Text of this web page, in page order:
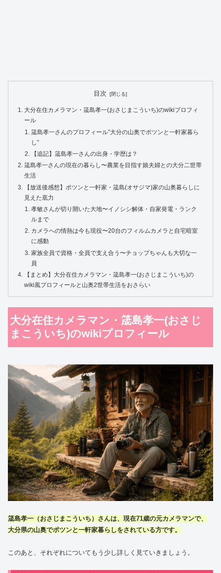
目次
大分在住カメラマン・筬島孝一(おさじまこういち)のwikiプロフィ
ール
筬島孝一さんのプロフィール”大分の山奥でポツンと一軒家暮ら
し”
【追記】筬島孝一さんの出身・学歴は？
筬島孝一さんの現在の暮らし〜農業を目指す娘夫婦との大分二世帯
生活
【放送後感想】ポツンと一軒家・筬島(オサジマ)家の山奥暮らしに
見えた底力
孝敏さんが切り開いた大地〜イノシシ解体・自家発電・ランク
ルまで
カメラへの情熱は今も現役〜20台のフィルムカメラと自宅暗室
に感動
家族全員で資格・全員で支え合う〜チョップちゃんも大切な一
員
【まとめ】大分在住カメラマン・筬島孝一(おさじまこういち)の
wiki風プロフィールと山奥2世帯生活をおさらい
大分在住カメラマン・筬島孝一(おさじ
まこういち)のwikiプロフィール
筬島孝一（おさじまこういち）さんは、現在71歳の元カメラマンで、
大分県の山奥でポツンと一軒家暮らしをされている方です。
このあと、それぞれについてもう少し詳しく見ていきましょう。